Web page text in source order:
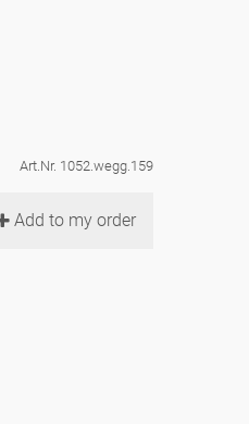
Art.Nr. 1052.wegg.159
Add to my order